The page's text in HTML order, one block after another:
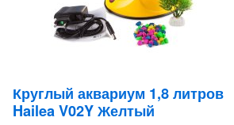
Круглый аквариум 1,8 литров
Hailea V02Y Желтый